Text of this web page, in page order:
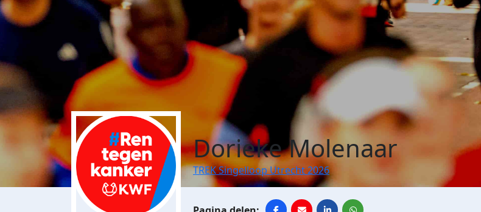
Dorieke Molenaar
TREK Singelloop Utrecht 2026